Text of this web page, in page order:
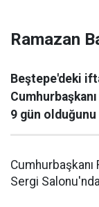
Ramazan
Beştepe'deki
9 gün
Sergi